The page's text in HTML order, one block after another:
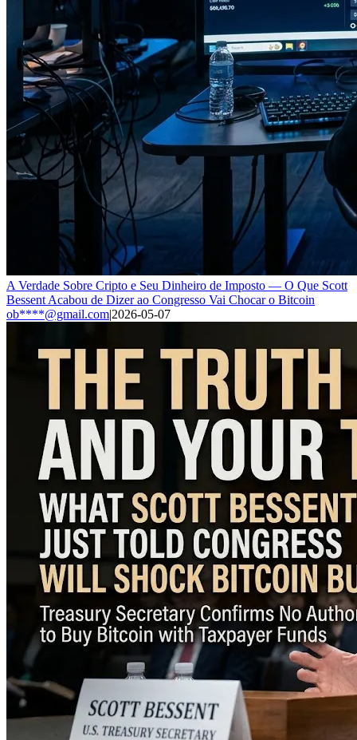
A Verdade Sobre Cripto e Seu Dinheiro de Imposto — O Que Scott
Bessent Acabou de Dizer ao Congresso Vai Chocar o Bitcoin
ob****@gmail.com|2026-05-07